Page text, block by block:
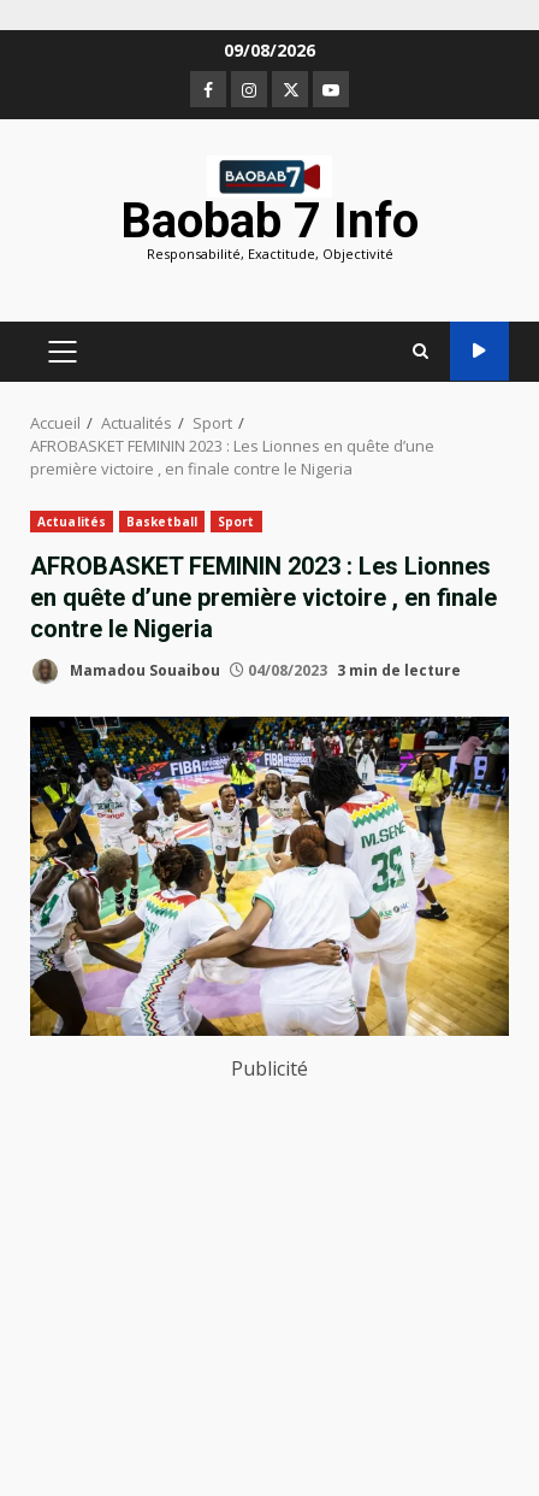
09/08/2026
Facebook
Instagram
TwitterYoutube
Baobab 7 Info
Responsabilité, Exactitude, Objectivité
MENU
PRINCIPAL
Accueil Actualités
Sport
AFROBASKET FEMININ 2023 : Les Lionnes en quête d’une
première victoire , en finale contre le Nigeria
Actualités Basketball Sport
AFROBASKET FEMININ 2023 : Les Lionnes
en quête d’une première victoire , en finale
contre le Nigeria
Mamadou Souaibou 04/08/2023 3 min de lecture
Publicité